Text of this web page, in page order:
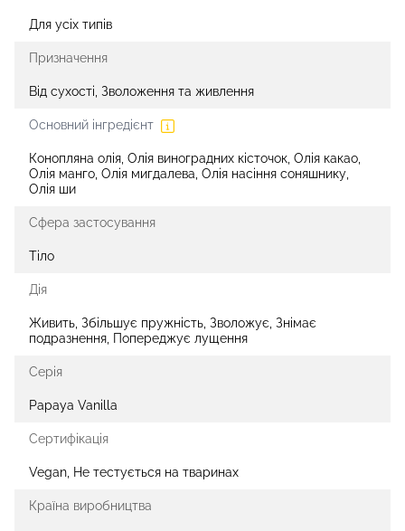
Для усіх типів
Призначення
Від сухості, Зволоження та живлення
Основний інгредієнт
Конопляна олія, Олія виноградних кісточок, Олія какао,
Олія манго, Олія мигдалева, Олія насіння соняшнику,
Олія ши
Сфера застосування
Тіло
Дія
Живить, Збільшує пружність, Зволожує, Знімає
подразнення, Попереджує лущення
Серія
Papaya Vanilla
Сертифікація
Vegan, Не тестується на тваринах
Країна виробництва